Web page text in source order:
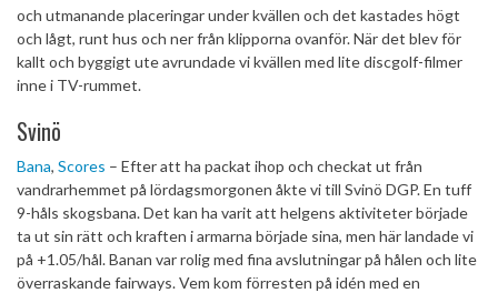
och utmanande placeringar under kvällen och det kastades högt
och lågt, runt hus och ner från klipporna ovanför. När det blev för
kallt och byggigt ute avrundade vi kvällen med lite discgolf-filmer
inne i TV-rummet.
Svinö
Bana, Scores – Efter att ha packat ihop och checkat ut från
vandrarhemmet på lördagsmorgonen åkte vi till Svinö DGP. En tuff
9-håls skogsbana. Det kan ha varit att helgens aktiviteter började
ta ut sin rätt och kraften i armarna började sina, men här landade vi
på +1.05/hål. Banan var rolig med fina avslutningar på hålen och lite
överraskande fairways. Vem kom förresten på idén med en